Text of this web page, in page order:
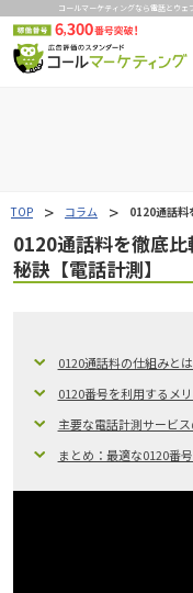
コールマーケティングなら電話とウェ
TOP コラム 0120通話料
0120通話料を徹底
秘訣【電話計測】
0120通話料の仕組みとは
0120番号を利用するメ
主要な電話計測サービ
まとめ：最適な0120番